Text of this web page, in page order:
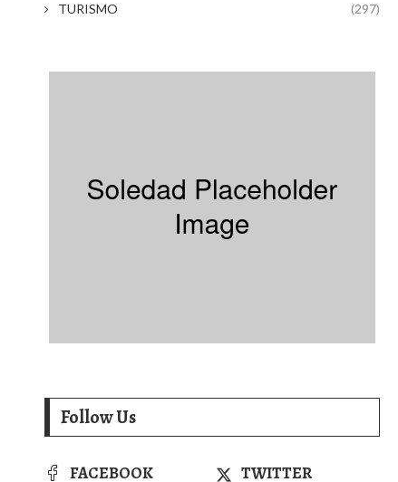
TURISMO (297)
Follow Us
FACEBOOK
TWITTER